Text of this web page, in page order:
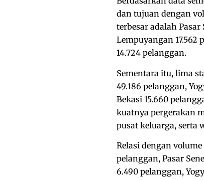
dan tujuan dengan
terbesar adalah Pasar
Lempuyangan 17.562
14.724 pelanggan.
Sementara itu, lima
49.186 pelanggan,
Bekasi 15.660
kuatnya pergerakan
pusat keluarga, serta
Relasi dengan
pelanggan, Pasar
6.490 pelanggan,